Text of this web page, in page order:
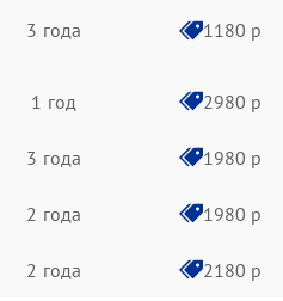
3 года 1180 р
1 год 2980 р
3 года 1980 р
2 года 1980 р
2 года 2180 р